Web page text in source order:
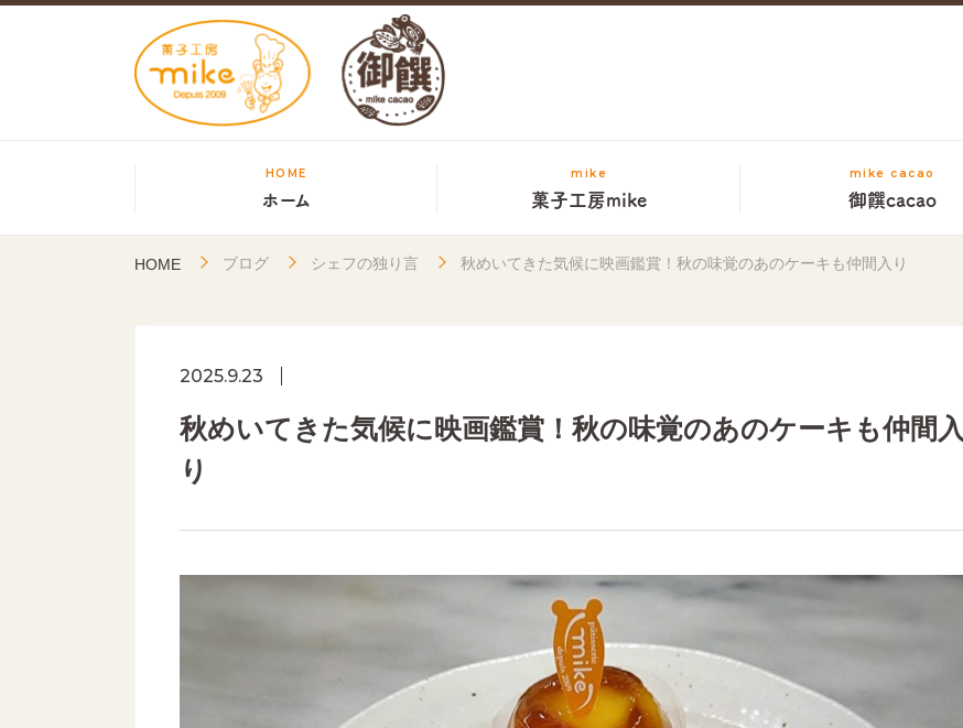
HOME
ホーム
mike
菓子工房mike
mike cacao
御饌cacao
HOME ブログ シェフの独り言 秋めいてきた気候に映画鑑賞！秋の味覚のあのケーキも仲間入り
2025.9.23
秋めいてきた気候に映画鑑賞！秋の味覚のあのケーキも仲間入
り